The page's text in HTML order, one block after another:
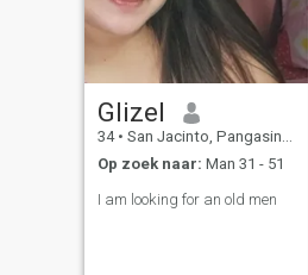
Glizel
34 • San Jacinto, Pangasinan, Filipijnen
Op zoek naar: Man 31 - 51
I am looking for an old men